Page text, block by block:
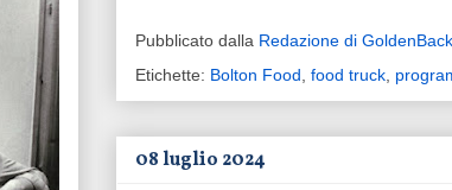
Pubblicato dalla Redazione di
Etichette: Bolton Food, food truck,
08 luglio 2024